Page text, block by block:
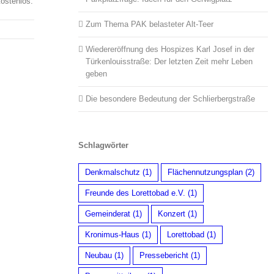
Zum Thema PAK belasteter Alt-Teer
Wiedereröffnung des Hospizes Karl Josef in der
Türkenlouisstraße: Der letzten Zeit mehr Leben
geben
Die besondere Bedeutung der Schlierbergstraße
Schlagwörter
Denkmalschutz (1) Flächennutzungsplan (2)
Freunde des Lorettobad e.V. (1)
Gemeinderat (1) Konzert (1)
Kronimus-Haus (1) Lorettobad (1)
Neubau (1) Pressebericht (1)